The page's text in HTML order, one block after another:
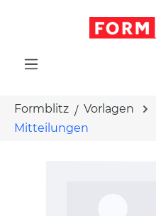
Formblitz Vorlagen
Mitteilungen